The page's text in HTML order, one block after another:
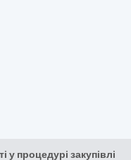
у процедурі закупівлі